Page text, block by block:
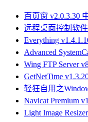
百页窗 v2.0.3.30
远程桌面控制软
Everything
Advanced
Wing FTP Server
GetNetTime
轻狂自用之
Navicat Premium
Light Image